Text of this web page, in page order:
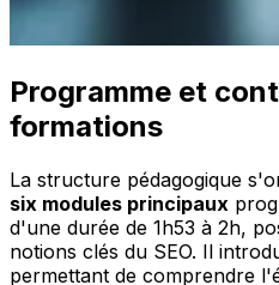
Programme et
formations
La structure pédagogique
six modules principaux
d'une durée de 1h53 à 2h,
notions clés du SEO. Il
permettant de comprendre